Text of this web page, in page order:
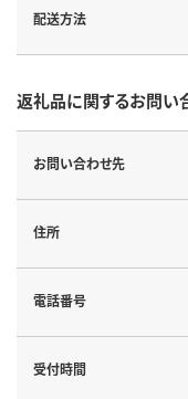
配送方法
返礼品に関するお問い
お問い合わせ先
住所
電話番号
受付時間